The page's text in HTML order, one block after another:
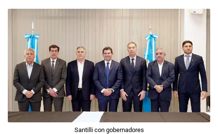
Santilli con gobernadores